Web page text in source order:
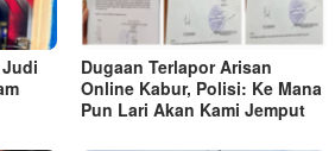
Dugaan Terlapor Arisan
Online Kabur, Polisi: Ke Mana
Pun Lari Akan Kami Jemput